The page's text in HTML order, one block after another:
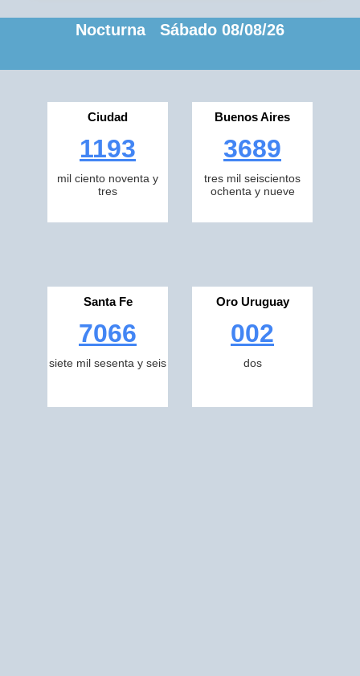
Nocturna Sábado 08/08/26
Ciudad
1193
mil ciento noventa y
tres
Buenos Aires
3689
tres mil seiscientos
ochenta y nueve
Santa Fe
7066
siete mil sesenta y seis
Oro Uruguay
002
dos